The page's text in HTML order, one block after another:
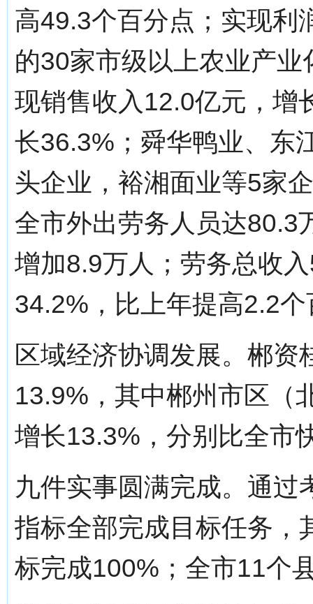
高49.3个百分点；实现利
的30家市级以上农业产
现销售收入12.0亿元，增
长36.3%；舜华鸭业、东
头企业，裕湘面业等5家
全市外出劳务人员达80.3
增加8.9万人；劳务总收
34.2%，比上年提高2.2
区域经济协调发展。郴
13.9%，其中郴州市区（
增长13.3%，分别比全市
九件实事圆满完成。通过
指标全部完成目标任务，
标完成100%；全市11个